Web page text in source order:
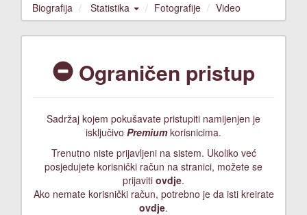
Biografija Statistika Fotografije Video
Ograničen pristup
Sadržaj kojem pokušavate pristupiti namijenjen je
isključivo Premiumkorisnicima.
Trenutno niste prijavljeni na sistem. Ukoliko već
posjedujete korisnički račun na stranici, možete se
prijaviti ovdje.
Ako nemate korisnički račun, potrebno je da isti kreirate
ovdje.